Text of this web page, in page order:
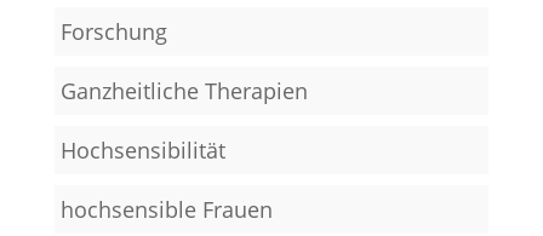
Forschung
Ganzheitliche Therapien
Hochsensibilität
hochsensible Frauen